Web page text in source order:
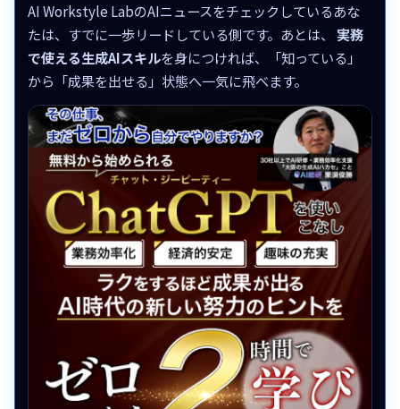
AI Workstyle LabのAIニュースをチェックしているあな
たは、すでに一歩リードしている側です。あとは、 実務
で使える生成AIスキルを身につければ、「知っている」
から「成果を出せる」状態へ一気に飛べます。